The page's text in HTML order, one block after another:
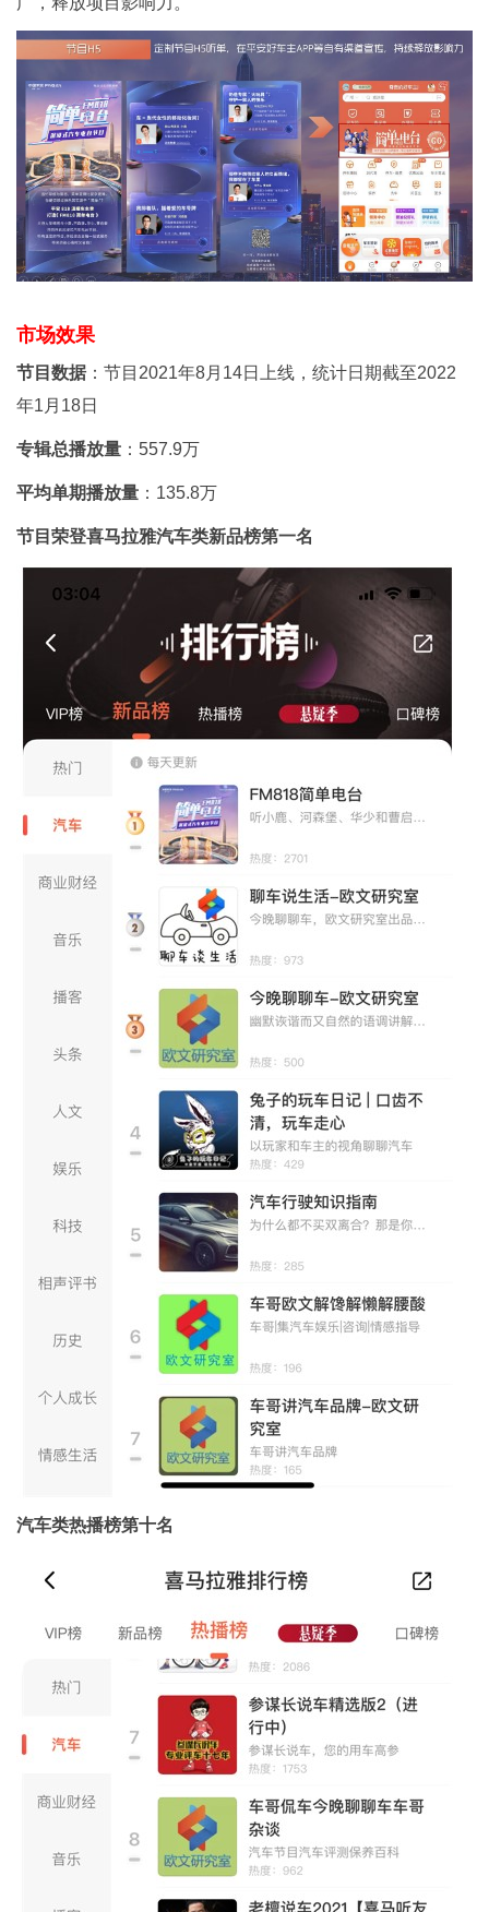
市场效果
节目数据：节目2021年8月14日上线，统计日期截至2022
年1月18日
专辑总播放量 ：557.9万
平均单期播放量 ：135.8万
节目荣登喜马拉雅汽车类新品榜第一名
汽车类热播榜第十名